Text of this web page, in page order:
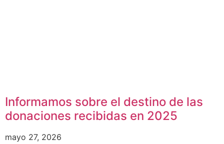
Informamos sobre el destino de las
donaciones recibidas en 2025
mayo 27, 2026